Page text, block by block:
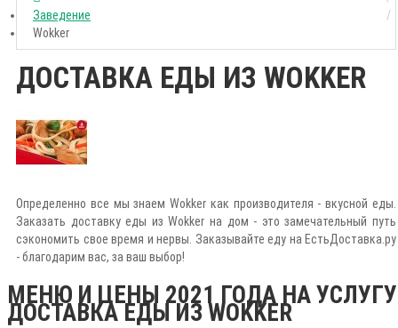
Заведение
Wokker
ДОСТАВКА ЕДЫ ИЗ WOKKER
Определенно все мы знаем Wokker как производителя - вкусной еды.
Заказать доставку еды из Wokker на дом - это замечательный путь
сэкономить свое время и нервы. Заказывайте еду на ЕстьДоставка.ру
- благодарим вас, за ваш выбор!
МЕНЮ И ЦЕНЫ 2021 ГОДА НА УСЛУГУ
ДОСТАВКА ЕДЫ ИЗ WOKKER